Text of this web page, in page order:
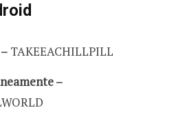
TAKEEACHILLPILL
–